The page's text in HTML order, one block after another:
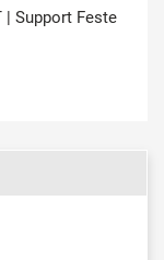
| Support Feste